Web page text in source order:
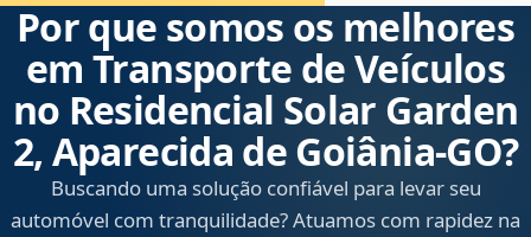
Por que somos os melhores
em Transporte de Veículos
no Residencial Solar Garden
2, Aparecida de Goiânia‑GO?
Buscando uma solução confiável para levar seu
automóvel com tranquilidade? Atuamos com rapidez na